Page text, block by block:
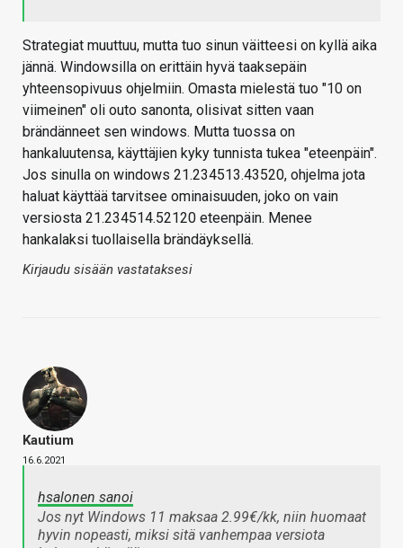
Strategiat muuttuu, mutta tuo sinun väitteesi on kyllä aika
jännä. Windowsilla on erittäin hyvä taaksepäin
yhteensopivuus ohjelmiin. Omasta mielestä tuo "10 on
viimeinen" oli outo sanonta, olisivat sitten vaan
brändänneet sen windows. Mutta tuossa on
hankaluutensa, käyttäjien kyky tunnista tukea "eteenpäin".
Jos sinulla on windows 21.234513.43520, ohjelma jota
haluat käyttää tarvitsee ominaisuuden, joko on vain
versiosta 21.234514.52120 eteenpäin. Menee
hankalaksi tuollaisella brändäyksellä.
Kirjaudu sisään vastataksesi
Kautium
16.6.2021
hsalonen sanoi
Jos nyt Windows 11 maksaa 2.99€/kk, niin huomaat
hyvin nopeasti, miksi sitä vanhempaa versiota